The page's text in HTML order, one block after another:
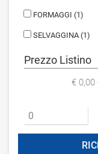
FORMAGGI (1)
SELVAGGINA (1)
Prezzo Listino
€ 0,00
Prezzo